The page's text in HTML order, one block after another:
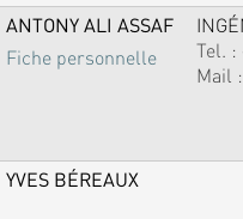
ANTONY ALI ASSAF
Fiche personnelle
Tel. :
Mail :
YVES BÉREAUX